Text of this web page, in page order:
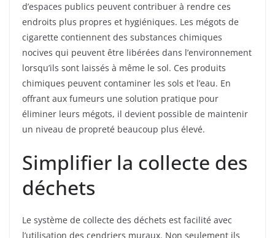
d’espaces publics peuvent contribuer à rendre ces
endroits plus propres et hygiéniques. Les mégots de
cigarette contiennent des substances chimiques
nocives qui peuvent être libérées dans l’environnement
lorsqu’ils sont laissés à même le sol. Ces produits
chimiques peuvent contaminer les sols et l’eau. En
offrant aux fumeurs une solution pratique pour
éliminer leurs mégots, il devient possible de maintenir
un niveau de propreté beaucoup plus élevé.
Simplifier la collecte des
déchets
Le système de collecte des déchets est facilité avec
l’utilisation des cendriers muraux. Non seulement ils